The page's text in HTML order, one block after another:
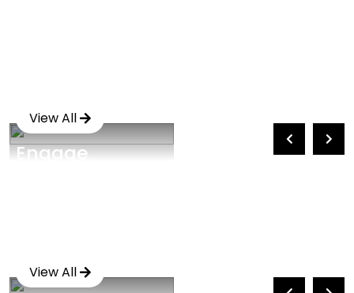
Engage
View All
View All